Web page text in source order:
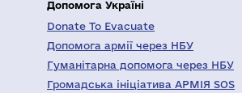
Допомога Україні
Donate To Evacuate
Допомога армії через НБУ
Гуманітарна допомога через НБУ
Громадська ініціатива АРМІЯ SOS